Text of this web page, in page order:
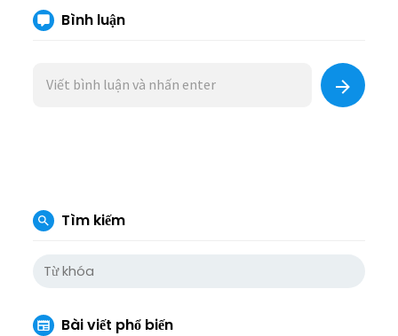
Bình luận
Tìm kiếm
Bài viết phổ biến